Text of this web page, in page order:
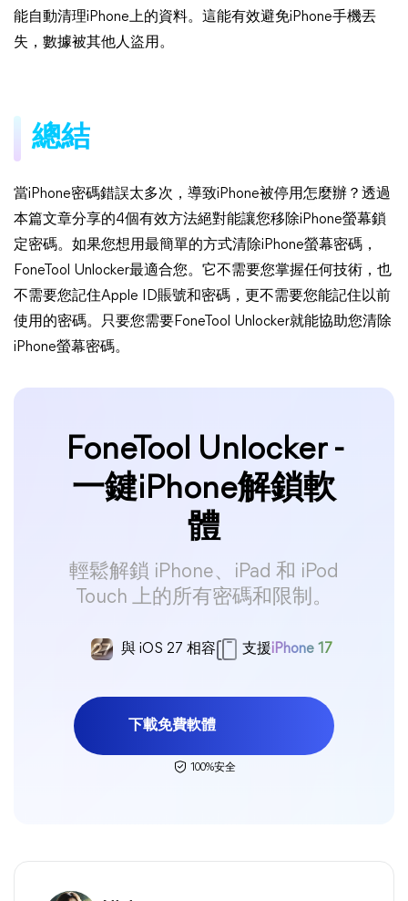
能自動清理iPhone上的資料。這能有效避免iPhone手機丟
失，數據被其他人盜用。
總結
當iPhone密碼錯誤太多次，導致iPhone被停用怎麼辦？透過
本篇文章分享的4個有效方法絕對能讓您移除iPhone螢幕鎖
定密碼。如果您想用最簡單的方式清除iPhone螢幕密碼，
FoneTool Unlocker最適合您。它不需要您掌握任何技術，也
不需要您記住Apple ID賬號和密碼，更不需要您能記住以前
使用的密碼。只要您需要FoneTool Unlocker就能協助您清除
iPhone螢幕密碼。
FoneTool Unlocker -
一鍵iPhone解鎖軟
體
輕鬆解鎖 iPhone、iPad 和 iPod
Touch 上的所有密碼和限制。
與 iOS 27 相容 支援iPhone 17
下載免費軟體
100%安全